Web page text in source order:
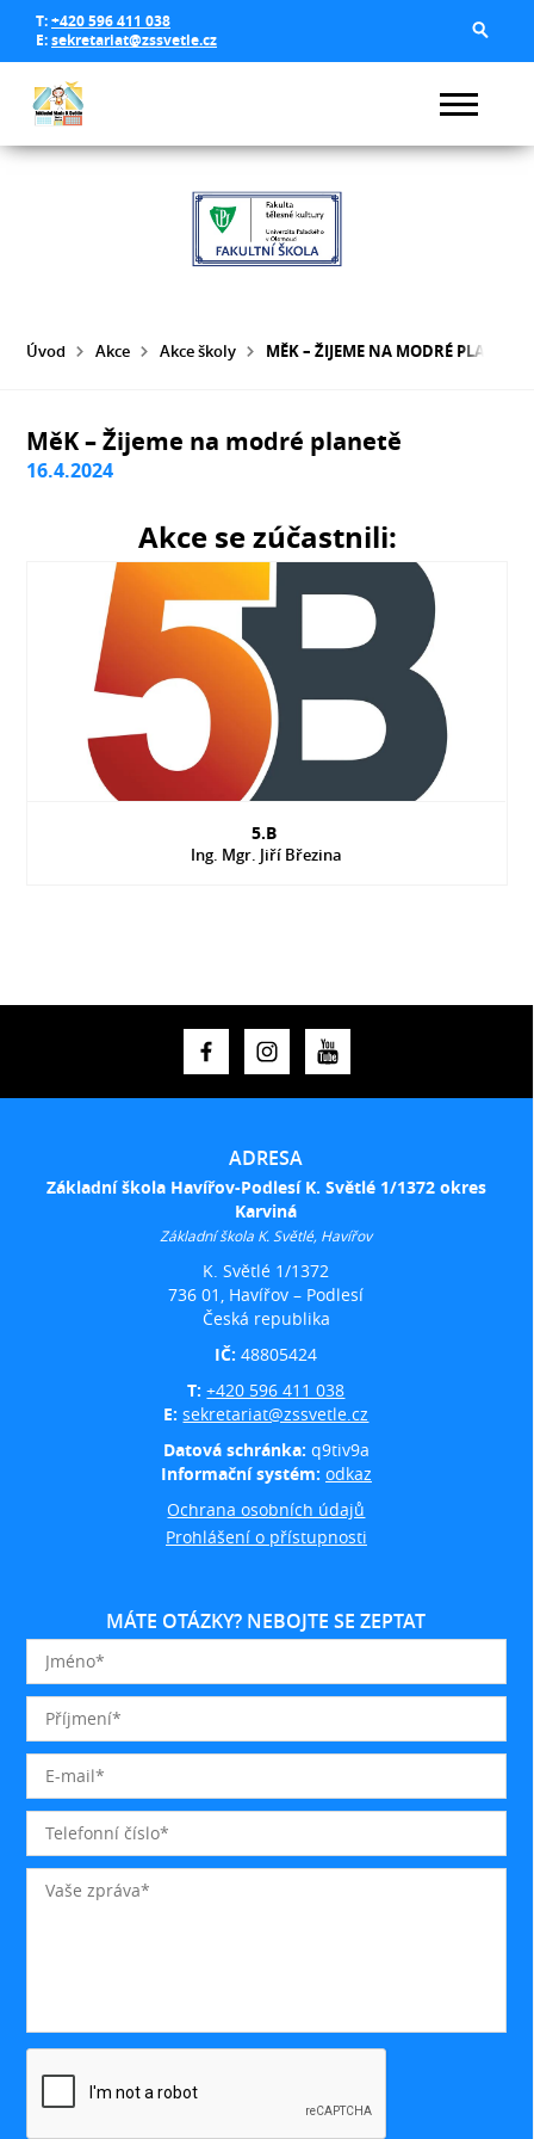
T:+420 596 411 038
E:sekretariat@zssvetle.cz
Úvod Akce Akce školy MĚK – ŽIJEME NA MODRÉ PLANETĚ
MěK – Žijeme na modré planetě
16.4.2024
Akce se zúčastnili:
5.B
Ing. Mgr. Jiří Březina
ADRESA
Základní škola Havířov-Podlesí K. Světlé 1/1372 okres
Karviná
Základní škola K. Světlé, Havířov
K. Světlé 1/1372
736 01, Havířov – Podlesí
Česká republika
IČ:48805424
T:+420 596 411 038
E:sekretariat@zssvetle.cz
Datová schránka: q9tiv9a
Informační systém: odkaz
Ochrana osobních údajů
Prohlášení o přístupnosti
MÁTE OTÁZKY? NEBOJTE SE ZEPTAT